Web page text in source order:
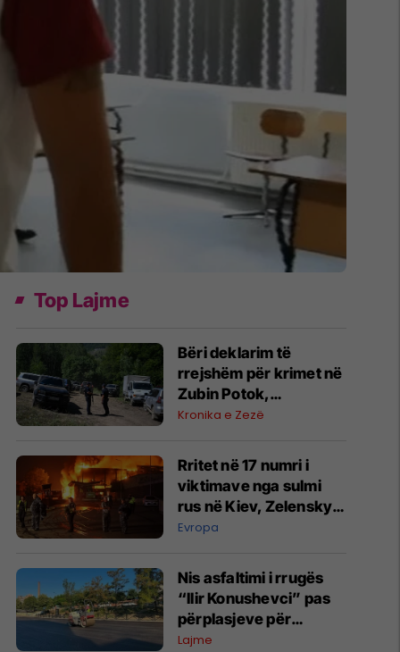
Top Lajme
​Bëri deklarim të
rrejshëm për krimet në
Zubin Potok,
“dëshmitari” nga
Kronika e Zezë
Rritet në 17 numri i
viktimave nga sulmi
rus në Kiev, Zelensky
kërkon më shumë
Evropa
Nis asfaltimi i rrugës
“Ilir Konushevci” pas
përplasjeve për
ngushtimin e saj
Lajme